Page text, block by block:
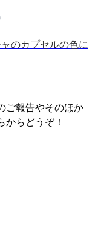
のカプセルの色に
ご報告やそのほか
らどうぞ！